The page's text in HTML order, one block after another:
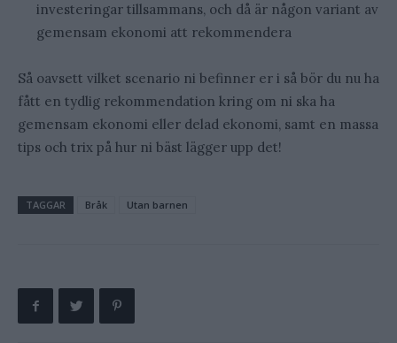
investeringar tillsammans, och då är någon variant av
gemensam ekonomi att rekommendera
Så oavsett vilket scenario ni befinner er i så bör du nu ha
fått en tydlig rekommendation kring om ni ska ha
gemensam ekonomi eller delad ekonomi, samt en massa
tips och trix på hur ni bäst lägger upp det!
TAGGAR Bråk Utan barnen